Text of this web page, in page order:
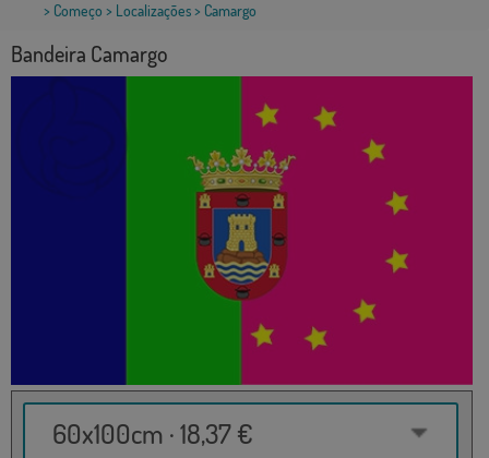
> Começo > Localizações> Camargo
Bandeira Camargo
60x100cm · 18,37 €